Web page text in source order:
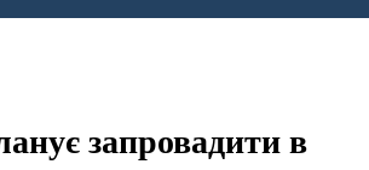
запровадити в